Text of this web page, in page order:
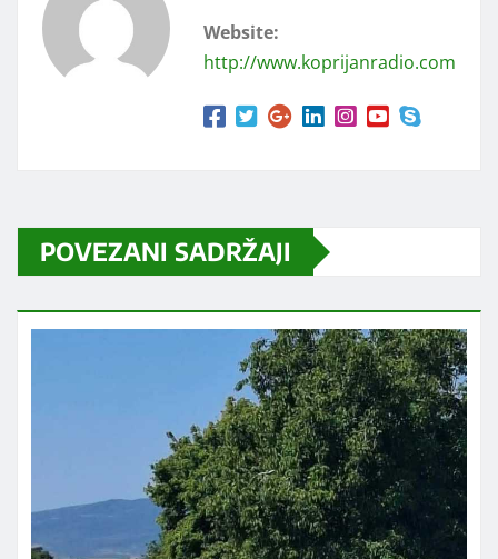
Website:
http://www.koprijanradio.com
POVEZANI SADRŽAJI